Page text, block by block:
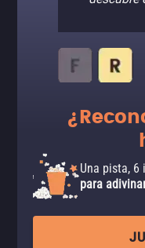
Una pista, 6
para